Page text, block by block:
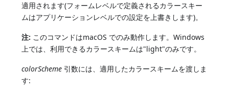
適用されます(フォームレベルで定義されるカラースキー
ムはアプリケーションレベルでの設定を上書きします)。
注: このコマンドはmacOS でのみ動作します。Windows
上では、利用できるカラースキームは"light"のみです。
colorScheme 引数には、適用したカラースキームを渡しま
す: